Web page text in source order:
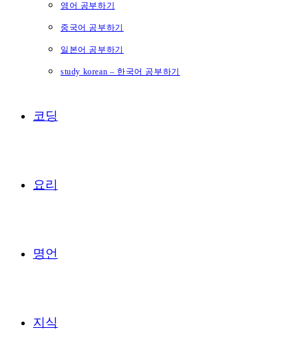
영어 공부하기
중국어 공부하기
일본어 공부하기
study korean – 한국어 공부하기
코딩
요리
명언
지식